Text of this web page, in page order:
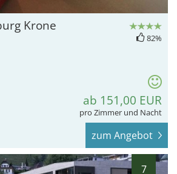
Krone
82%
ab 151,00 EUR
pro Zimmer und Nacht
zum Angebot
7